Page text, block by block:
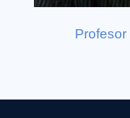
Profesor